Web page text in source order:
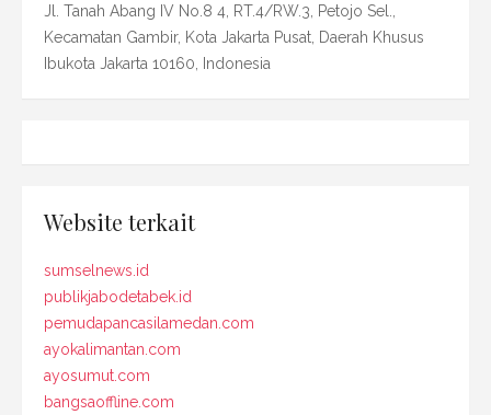
Jl. Tanah Abang IV No.8 4, RT.4/RW.3, Petojo Sel.,
Kecamatan Gambir, Kota Jakarta Pusat, Daerah Khusus
Ibukota Jakarta 10160, Indonesia
Website terkait
sumselnews.id
publikjabodetabek.id
pemudapancasilamedan.com
ayokalimantan.com
ayosumut.com
bangsaoffline.com